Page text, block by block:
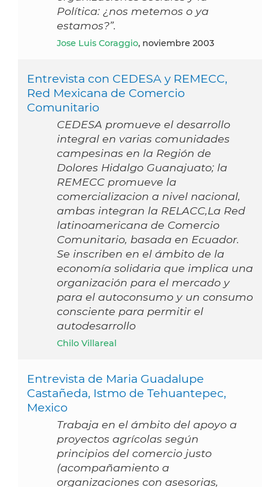
Política: ¿nos metemos o ya
estamos?”.
Jose Luis Coraggio, noviembre 2003
Entrevista con CEDESA y REMECC,
Red Mexicana de Comercio
Comunitario
CEDESA promueve el desarrollo
integral en varias comunidades
campesinas en la Región de
Dolores Hidalgo Guanajuato; la
REMECC promueve la
comercializacion a nivel nacional,
ambas integran la RELACC,La Red
latinoamericana de Comercio
Comunitario, basada en Ecuador.
Se inscriben en el ámbito de la
economía solidaria que implica una
organización para el mercado y
para el autoconsumo y un consumo
consciente para permitir el
autodesarrollo
Chilo Villareal
Entrevista de Maria Guadalupe
Castañeda, Istmo de Tehuantepec,
Mexico
Trabaja en el ámbito del apoyo a
proyectos agrícolas según
principios del comercio justo
(acompañamiento a
organizaciones con asesorias,